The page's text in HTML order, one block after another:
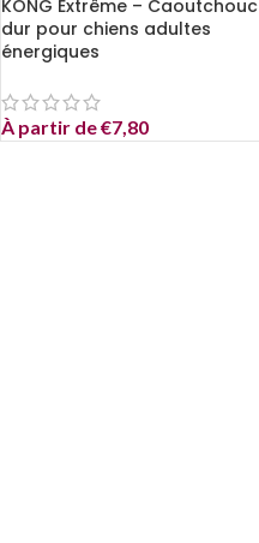
KONG Extrême – Caoutchouc
dur pour chiens adultes
énergiques
À partir de€7,80